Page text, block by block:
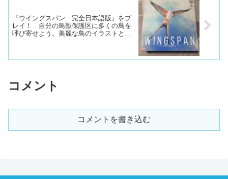
『ウイングスパン 完全日本語版』をプ
レイ！ 自分の鳥獣保護区に多くの鳥を
呼び寄せよう。美麗な鳥のイラストと鳥
コメント
コメントを書き込む